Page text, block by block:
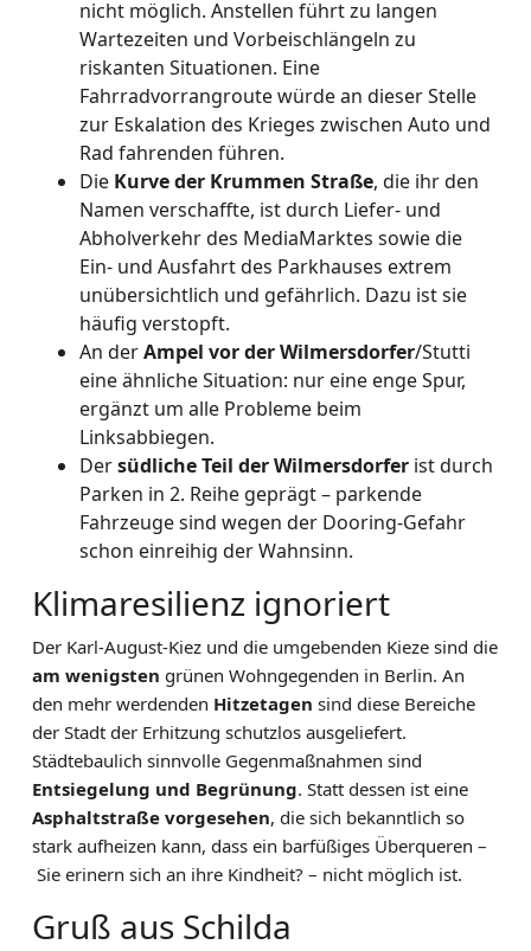
nicht möglich. Anstellen führt zu langen
Wartezeiten und Vorbeischlängeln zu
riskanten Situationen. Eine
Fahrradvorrangroute würde an dieser Stelle
zur Eskalation des Krieges zwischen Auto und
Rad fahrenden führen.
Die Kurve der Krummen Straße, die ihr den
Namen verschaffte, ist durch Liefer- und
Abholverkehr des MediaMarktes sowie die
Ein- und Ausfahrt des Parkhauses extrem
unübersichtlich und gefährlich. Dazu ist sie
häufig verstopft.
An derAmpel vor der Wilmersdorfer/Stutti
eine ähnliche Situation: nur eine enge Spur,
ergänzt um alle Probleme beim
Linksabbiegen.
Dersüdliche Teil der Wilmersdorfer ist durch
Parken in 2. Reihe geprägt – parkende
Fahrzeuge sind wegen der Dooring-Gefahr
schon einreihig der Wahnsinn.
Klimaresilienz ignoriert
Der Karl-August-Kiez und die umgebenden Kieze sind die
am wenigsten grünen Wohngegenden in Berlin. An
den mehr werdenden Hitzetagen sind diese Bereiche
der Stadt der Erhitzung schutzlos ausgeliefert.
Städtebaulich sinnvolle Gegenmaßnahmen sind
Entsiegelung und Begrünung. Statt dessen ist eine
Asphaltstraße vorgesehen, die sich bekanntlich so
stark aufheizen kann, dass ein barfüßiges Überqueren –
Sie erinern sich an ihre Kindheit? – nicht möglich ist.
Gruß aus Schilda